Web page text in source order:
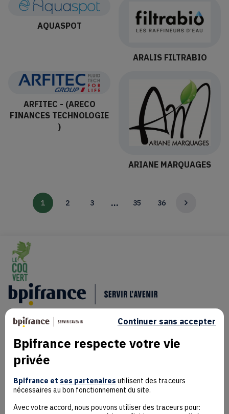
AQUASPOT
ARALIS FILTRABIO
ARFITEC - (ARECO
FINANCES TECHNOLOGIE
)
ARIANE MARQUAGES
1 2 3 … 35 36 >
Mentions Légales
Données personnelles
Contact
Bpifrance respecte votre vie
privée
Bpifrance et ses partenaires utilisent des traceurs
nécessaires au bon fonctionnement du site.
Avec votre accord, nous pouvons utiliser des traceurs pour:
Continuer sans accepter